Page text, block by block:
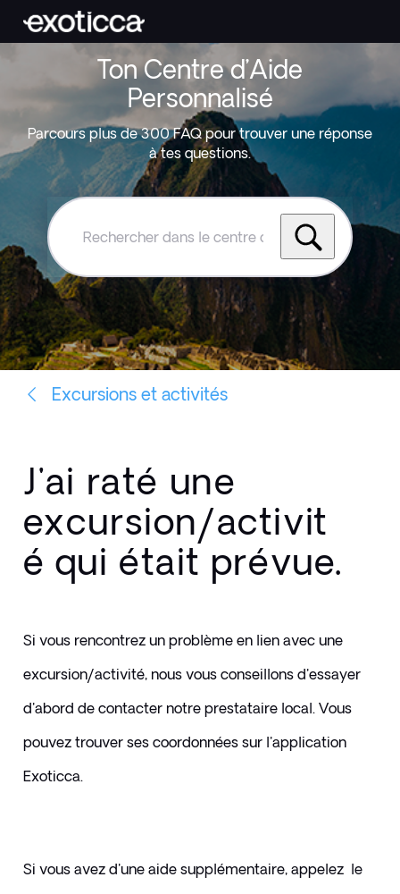
Ton Centre d’Aide
Personnalisé
Parcours plus de 300 FAQ pour trouver une réponse
à tes questions.
Rechercher
le
centre
d'aide
Exoticca
Excursions et activités
J'ai raté une
excursion/activit
é qui était prévue.
Si vous rencontrez un problème en lien avec une
excursion/activité, nous vous conseillons d'essayer
d'abord de contacter notre prestataire local. Vous
pouvez trouver ses coordonnées sur l'application
Exoticca.
Si vous avez d'une aide supplémentaire, appelez  le